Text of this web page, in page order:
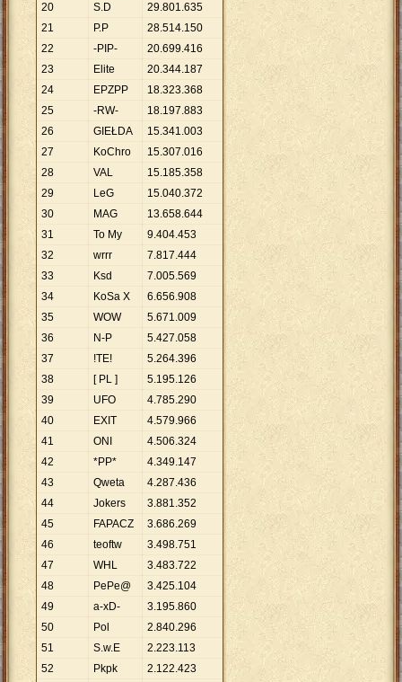
20
S.D 29.801.635
21
P.P 28.514.150
22
-PIP- 20.699.416
23
Elite 20.344.187
24
EPZPP 18.323.368
25
-RW- 18.197.883
26
GIEŁDA 15.341.003
27
KoChro 15.307.016
28
VAL 15.185.358
29
LeG 15.040.372
30
MAG 13.658.644
31
To My 9.404.453
32
wrrr 7.817.444
33
Ksd 7.005.569
34
KoSa X 6.656.908
35
WOW 5.671.009
36
N-P 5.427.058
37
!TE! 5.264.396
38
[ PL ] 5.195.126
39
UFO 4.785.290
40
EXIT 4.579.966
41
ONI 4.506.324
42
*PP* 4.349.147
43
Qweta 4.287.436
44
Jokers 3.881.352
45
FAPACZ 3.686.269
46
teoftw 3.498.751
47
WHL 3.483.722
48
PePe@ 3.425.104
49
a-xD- 3.195.860
50
Pol 2.840.296
51
S.w.E 2.223.113
52
Pkpk 2.122.423